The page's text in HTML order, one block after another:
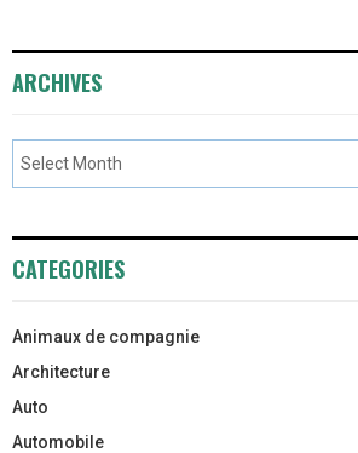
ARCHIVES
CATEGORIES
Animaux de compagnie
Architecture
Auto
Automobile